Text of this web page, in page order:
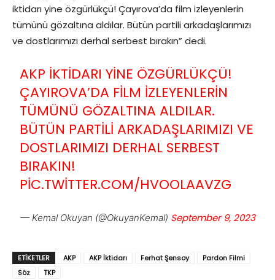
iktidarı yine özgürlükçü! Çayırova’da film izleyenlerin
tümünü gözaltına aldılar. Bütün partili arkadaşlarımızı
ve dostlarımızı derhal serbest bırakın” dedi.
AKP IKTIDARI YINE ÖZGÜRLÜKÇÜ!
ÇAYIROVA’DA FILM IZLEYENLERIN
TÜMÜNÜ GÖZALTINA ALDILAR.
BÜTÜN PARTILI ARKADAŞLARIMIZI VE
DOSTLARIMIZI DERHAL SERBEST
BIRAKIN!
PIC.TWITTER.COM/HVOOLAAVZG
— Kemal Okuyan (@OkuyanKemal) September 9, 2023
ETIKETLER AKP AKP İktidarı Ferhat Şensoy
Pardon Filmi
Söz
TKP